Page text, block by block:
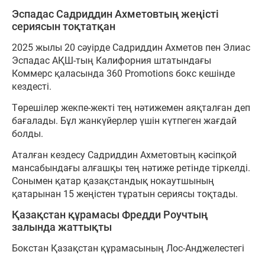
Эспадас Садриддин Ахметовтың жеңісті
сериясын тоқтатқан
2025 жылы 20 сәуірде Садриддин Ахметов пен Элиас
Эспадас АҚШ-тың Калифорния штатындағы
Коммерс қаласында 360 Promotions бокс кешінде
кездесті.
Төрешілер жекпе-жекті тең нәтижемен аяқталған деп
бағалады. Бұл жанкүйерлер үшін күтпеген жағдай
болды.
Аталған кездесу Садриддин Ахметовтың кәсіпқой
мансабындағы алғашқы тең нәтиже ретінде тіркелді.
Сонымен қатар қазақстандық нокаутшының
қатарынан 15 жеңістен тұратын сериясы тоқтады.
Қазақстан құрамасы Фредди Роучтың
залында жаттықты
Бокстан Қазақстан құрамасының Лос-Анджелестегі